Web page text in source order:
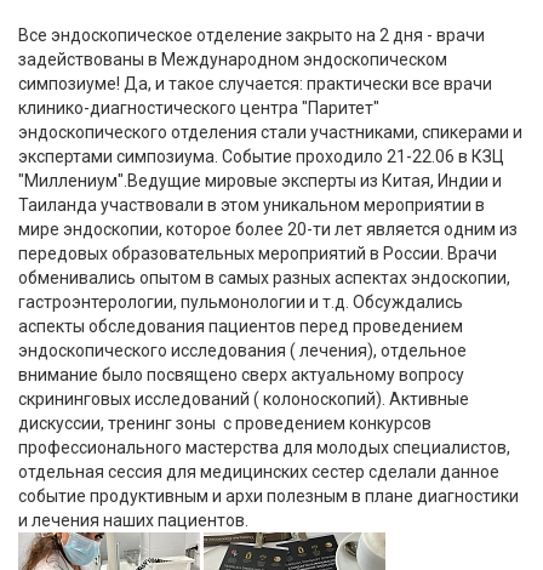
Все эндоскопическое отделение закрыто на 2 дня - врачи
задействованы в Международном эндоскопическом
симпозиуме! Да, и такое случается: практически все врачи
клинико-диагностического центра "Паритет"
эндоскопического отделения стали участниками, спикерами и
экспертами симпозиума. Событие проходило 21-22.06 в КЗЦ
"Миллениум".Ведущие мировые эксперты из Китая, Индии и
Таиланда участвовали в этом уникальном мероприятии в
мире эндоскопии, которое более 20-ти лет является одним из
передовых образовательных мероприятий в России. Врачи
обменивались опытом в самых разных аспектах эндоскопии,
гастроэнтерологии, пульмонологии и т.д. Обсуждались
аспекты обследования пациентов перед проведением
эндоскопического исследования ( лечения), отдельное
внимание было посвящено сверх актуальному вопросу
скрининговых исследований ( колоноскопий). Активные
дискуссии, тренинг зоны с проведением конкурсов
профессионального мастерства для молодых специалистов,
отдельная сессия для медицинских сестер сделали данное
событие продуктивным и архи полезным в плане диагностики
и лечения наших пациентов.